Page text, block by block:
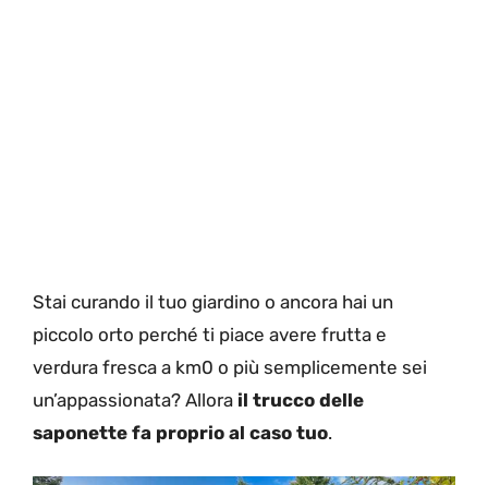
Stai curando il tuo giardino o ancora hai un
piccolo orto perché ti piace avere frutta e
verdura fresca a km0 o più semplicemente sei
un’appassionata? Allora il trucco delle
saponette fa proprio al caso tuo.